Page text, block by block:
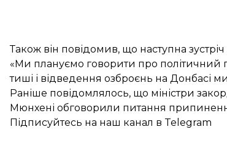
Також він повідомив, що наступна
«Ми плануємо говорити про
тиші і відведення озброєнь на Донбасі
Раніше повідомлялось, що міністри
Мюнхені обговорили питання
Підписуйтесь на наш канал в Telegram